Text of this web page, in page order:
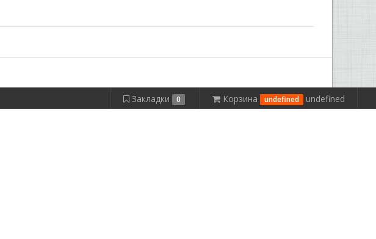
Закладки 0 Корзина undefined undefined